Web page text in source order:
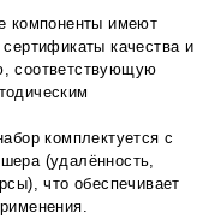
компоненты имеют
качества и
соответствующую
комплектуется с
(удалённость,
что обеспечивает